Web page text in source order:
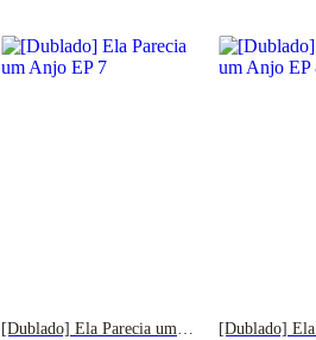
[Dublado] Ela Parecia um Anjo